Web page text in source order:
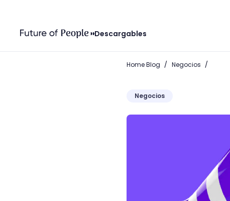
Descargables
Home Blog / Negocios /
Negocios
Palabras en inglés: 100